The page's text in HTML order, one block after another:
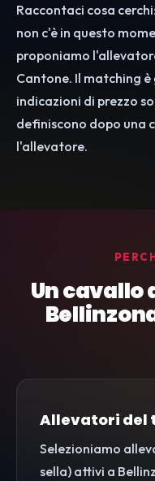
Raccontaci cosa
non c'è in questo
proponiamo
Cantone. Il matching è
indicazioni di prezzo
definiscono dopo una
l'allevatore.
Un cavallo
Allevatori del
Selezioniamo
sella) attivi a